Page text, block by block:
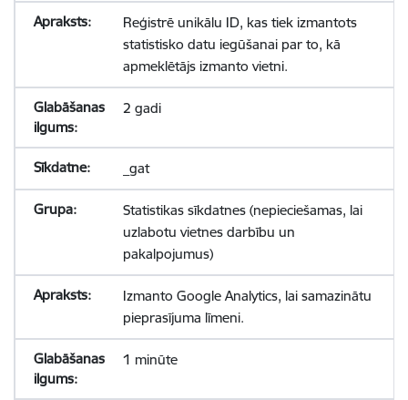
Reģistrē unikālu ID, kas tiek izmantots
statistisko datu iegūšanai par to, kā
apmeklētājs izmanto vietni.
2 gadi
_gat
Statistikas sīkdatnes (nepieciešamas, lai
uzlabotu vietnes darbību un
pakalpojumus)
Izmanto Google Analytics, lai samazinātu
pieprasījuma līmeni.
1 minūte